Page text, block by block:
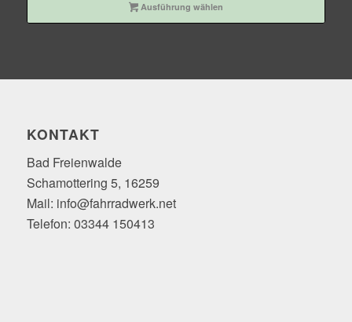
Ausführung wählen
KONTAKT
Bad Freienwalde
Schamottering 5, 16259
Mail: info@fahrradwerk.net
Telefon: 03344 150413